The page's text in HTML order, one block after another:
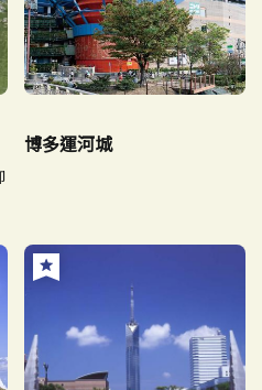
博多運河城